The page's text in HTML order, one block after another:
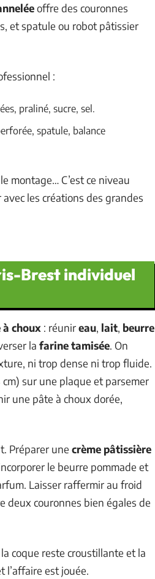
offre des couronnes
et spatule ou robot pâtissier
:
praliné, sucre, sel.
spatule, balance
montage… C’est ce niveau
les créations des grandes
Brest individuel
à choux : réunireau, lait, beurre
la farine tamisée. On
ni trop dense ni trop fluide.
sur une plaque et parsemer
une pâte à choux dorée,
Préparer une crème pâtissière
le beurre pommade et
Laisser raffermir au froid
deux couronnes bien égales de
coque reste croustillante et la
l’affaire est jouée.